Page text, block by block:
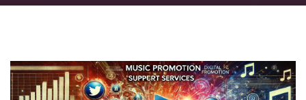
お客様の声
お問い合わせ